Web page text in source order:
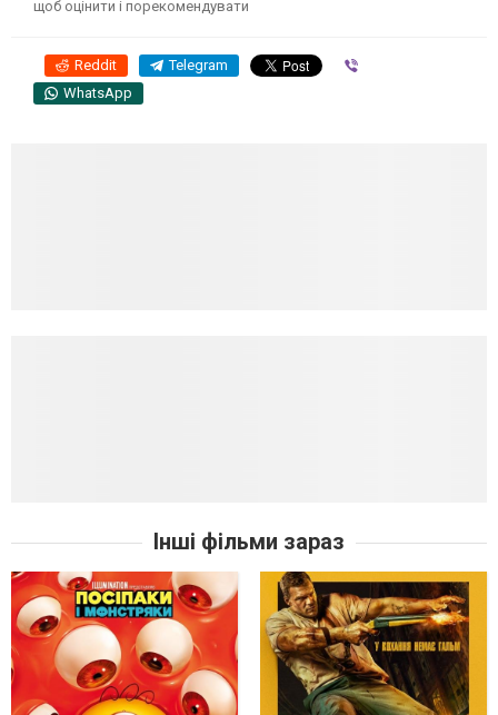
щоб оцінити і порекомендувати
Reddit Telegram
WhatsApp
Інші фільми зараз